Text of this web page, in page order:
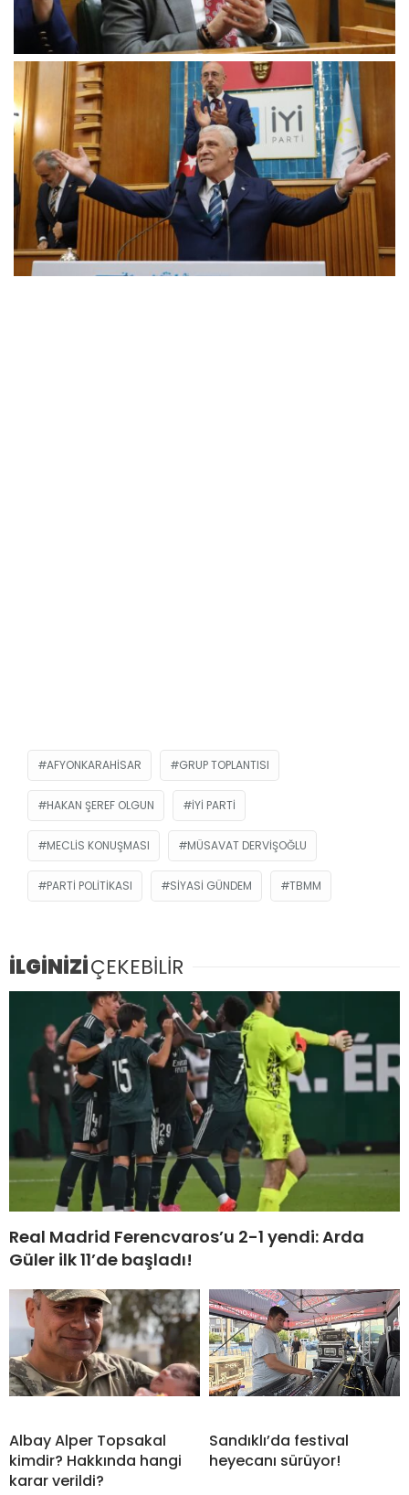
AFYONKARAHISAR GRUP TOPLANTISI
HAKAN ŞEREF OLGUN İYİ PARTI
MECLIS KONUŞMASI MÜSAVAT DERVIŞOĞLU
PARTI POLITIKASI SIYASI GÜNDEM TBMM
İLGİNİZİÇEKEBİLİR
Real Madrid Ferencvaros’u 2-1 yendi: Arda
Güler ilk 11’de başladı!
Albay Alper Topsakal
kimdir? Hakkında hangi
karar verildi?
Sandıklı’da festival
heyecanı sürüyor!